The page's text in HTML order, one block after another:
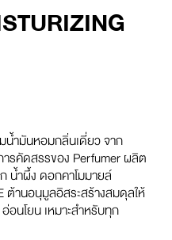
น้ำมันหอมกลิ่นเดี่ยว จาก
รคัดสรรของ Perfumer ผลิต
น้ำผึ้ง ดอกคาโมมายล์
ต้านอนุมูลอิสระสร้างสมดุลให้
อนโยน เหมาะสำหรับทุก